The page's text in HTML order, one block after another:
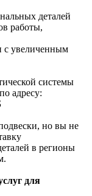
деталей
работы,
с увеличенным
системы
адресу:
но вы не
в регионы
для